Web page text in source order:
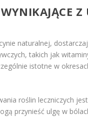
naturalnej,
takich jak
istotne w
roślin leczniczych
przynieść ulgę w